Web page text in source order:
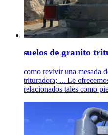
suelos de granito
como revivir una mesada
trituradora; ... Le
relacionados tales como